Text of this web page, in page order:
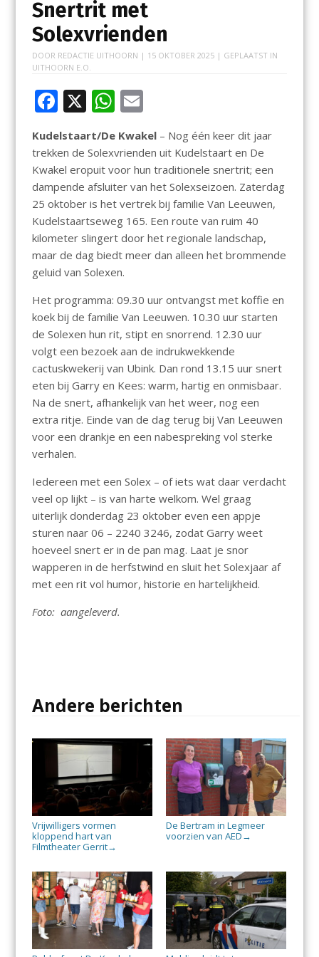
Snertrit met
Solexvrienden
DOOR REDACTIE UITHOORN | 15 OKTOBER 2025| GEPLAATST IN
UITHOORN E.O.
F
ac
e
b
o
o
k
X W
at
s
A
p
p
E
m
ai
l
Kudelstaart/De Kwakel– Nog één keer dit jaar
trekken de Solexvrienden uit Kudelstaart en De
Kwakel eropuit voor hun traditionele snertrit; een
dampende afsluiter van het Solexseizoen. Zaterdag
25 oktober is het vertrek bij familie Van Leeuwen,
Kudelstaartseweg 165. Een route van ruim 40
kilometer slingert door het regionale landschap,
maar de dag biedt meer dan alleen het brommende
geluid van Solexen.
Het programma: 09.30 uur ontvangst met koffie en
koek bij de familie Van Leeuwen. 10.30 uur starten
de Solexen hun rit, stipt en snorrend. 12.30 uur
volgt een bezoek aan de indrukwekkende
cactuskwekerij van Ubink. Dan rond 13.15 uur snert
eten bij Garry en Kees: warm, hartig en onmisbaar.
Na de snert, afhankelijk van het weer, nog een
extra ritje. Einde van de dag terug bij Van Leeuwen
voor een drankje en een nabespreking vol sterke
verhalen.
Iedereen met een Solex – of iets wat daar verdacht
veel op lijkt – is van harte welkom. Wel graag
uiterlijk donderdag 23 oktober even een appje
sturen naar 06 – 2240 3246, zodat Garry weet
hoeveel snert er in de pan mag. Laat je snor
wapperen in de herfstwind en sluit het Solexjaar af
met een rit vol humor, historie en hartelijkheid.
Foto: aangeleverd.
Andere berichten
Vrijwilligers vormen
kloppend hart van
Filmtheater Gerrit→
De Bertram in Legmeer
voorzien van AED →